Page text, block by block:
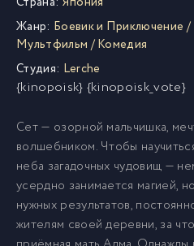
Жанр: Боевик и Приключение /
Мультфильм /Комедия
Студия: Lerche
{kinopoisk} {kinopoisk_vote}
Сет — озорной мальчишка,
волшебником. Чтобы
неба загадочных чудовищ —
усердно занимается магией,
нужных результатов,
жителям своей деревни, за